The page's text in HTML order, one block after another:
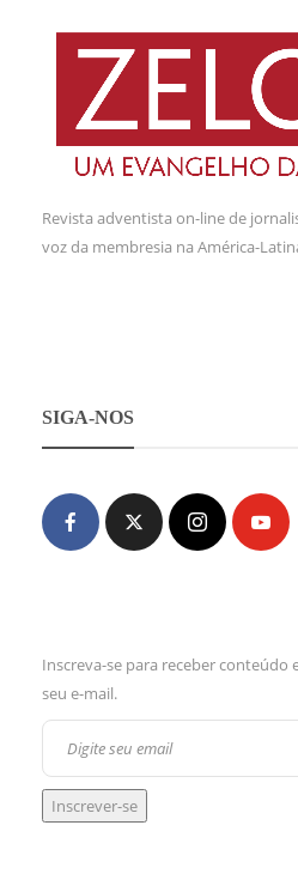
Revista adventista on-line de
voz da membresia na América-
SIGA-NOS
Inscreva-se para receber conteúdo
seu e-mail.